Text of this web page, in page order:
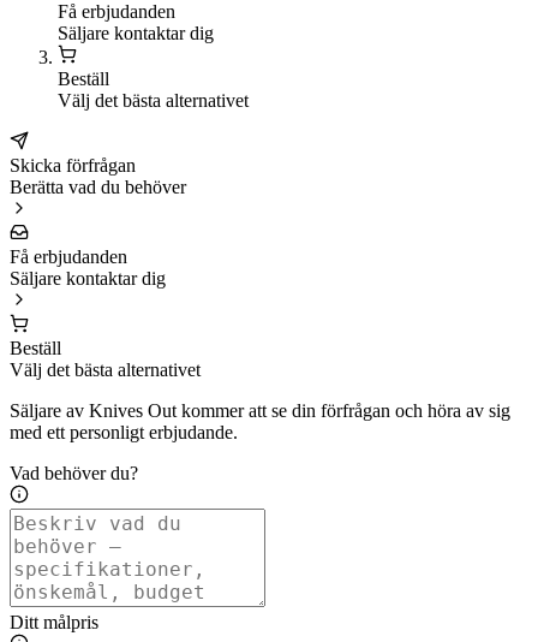
Få erbjudanden
Säljare kontaktar dig
Beställ
Välj det bästa alternativet
Skicka förfrågan
Berätta vad du behöver
Få erbjudanden
Säljare kontaktar dig
Beställ
Välj det bästa alternativet
Säljare av Knives Out kommer att se din förfrågan och höra av sig
med ett personligt erbjudande.
Vad behöver du?
Ditt målpris